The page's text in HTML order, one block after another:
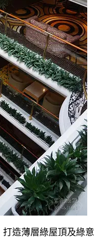
造薄層綠屋頂及綠意